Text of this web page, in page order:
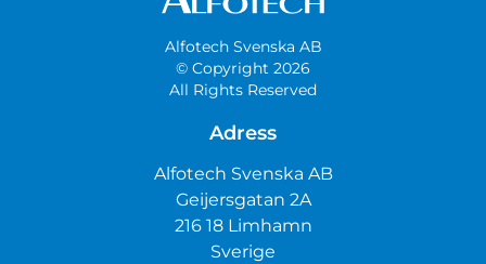
Alfotech Svenska AB
© Copyright 2026
All Rights Reserved
Adress
Alfotech Svenska AB
Geijersgatan 2A
216 18 Limhamn
Sverige